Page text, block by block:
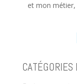
et mon métier,
CATÉGORIES